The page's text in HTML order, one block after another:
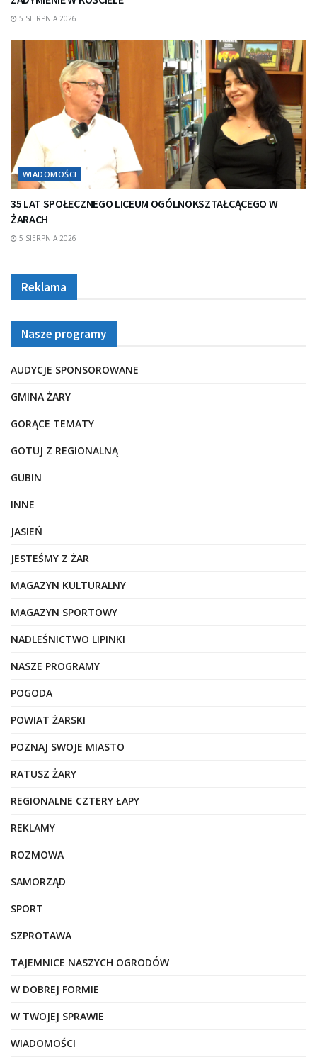
5 SIERPNIA 2026
WIADOMOŚCI
35 LAT SPOŁECZNEGO LICEUM OGÓLNOKSZTAŁCĄCEGO W
ŻARACH
5 SIERPNIA 2026
Reklama
Nasze programy
AUDYCJE SPONSOROWANE
GMINA ŻARY
GORĄCE TEMATY
GOTUJ Z REGIONALNĄ
GUBIN
INNE
JASIEŃ
JESTEŚMY Z ŻAR
MAGAZYN KULTURALNY
MAGAZYN SPORTOWY
NADLEŚNICTWO LIPINKI
NASZE PROGRAMY
POGODA
POWIAT ŻARSKI
POZNAJ SWOJE MIASTO
RATUSZ ŻARY
REGIONALNE CZTERY ŁAPY
REKLAMY
ROZMOWA
SAMORZĄD
SPORT
SZPROTAWA
TAJEMNICE NASZYCH OGRODÓW
W DOBREJ FORMIE
W TWOJEJ SPRAWIE
WIADOMOŚCI